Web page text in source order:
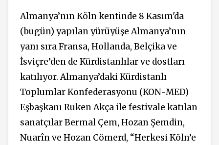
Almanya’nın Köln kentinde 8 Kasım'da
(bugün) yapılan yürüyüşe Almanya’nın
yanı sıra Fransa, Hollanda, Belçika ve
İsviçre’den de Kürdistanlılar ve dostları
katılıyor. Almanya’daki Kürdistanlı
Toplumlar Konfederasyonu (KON-MED)
Eşbaşkanı Ruken Akça ile festivale katılan
sanatçılar Bermal Çem, Hozan Şemdin,
Nuarîn ve Hozan Cömerd, “Herkesi Köln’e